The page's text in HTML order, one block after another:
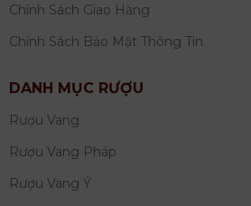
Chính Sách Giao Hàng
Chính Sách Bảo Mật Thông Tin
DANH MỤC RƯỢU
Rượu Vang
Rượu Vang Pháp
Rượu Vang Ý